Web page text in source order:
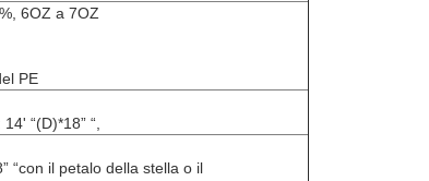
6OZ a 7OZ
PE
“(D)*18” “,
“con il petalo della stella o il